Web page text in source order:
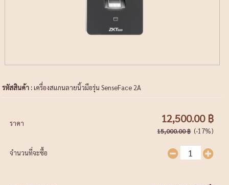
รหัสสินค้า :เครื่องสแกนลายนิ้วมือรุ่น SenseFace 2A
ราคา 12,500.00 ฿
15,000.00 ฿ (-17%)
จำนวนที่จะซื้อ